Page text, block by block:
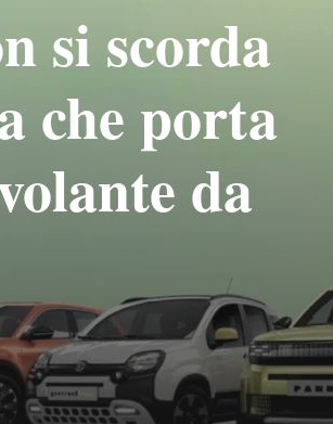
si scorda
che porta
da